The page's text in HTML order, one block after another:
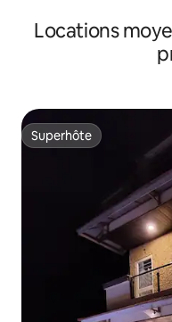
Locations
Superhôte
Superhôte